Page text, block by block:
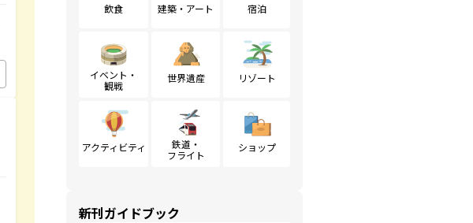
飲食 建築・アート 宿泊
イベント・
観戦
世界遺産 リゾート
アクティビティ
鉄道・
フライト
ショップ
新刊ガイドブック